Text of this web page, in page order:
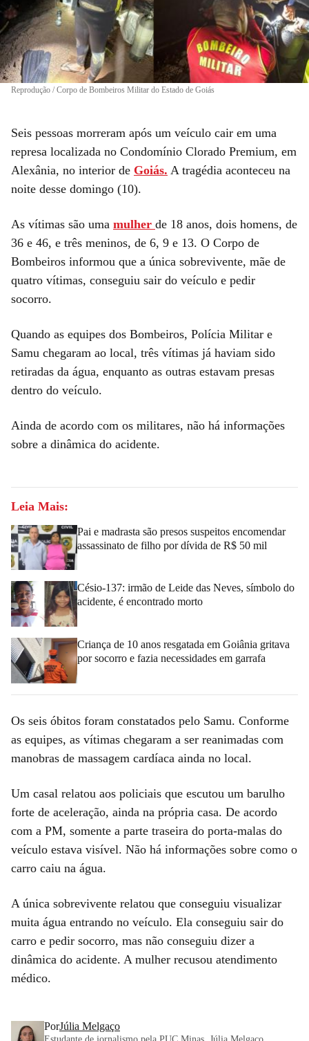
Reprodução / Corpo de Bombeiros Militar do Estado de Goiás
Seis pessoas morreram após um veículo cair em uma
represa localizada no Condomínio Clorado Premium, em
Alexânia, no interior de Goiás. A tragédia aconteceu na
noite desse domingo (10).
As vítimas são uma mulher de 18 anos, dois homens, de
36 e 46, e três meninos, de 6, 9 e 13. O Corpo de
Bombeiros informou que a única sobrevivente, mãe de
quatro vítimas, conseguiu sair do veículo e pedir
socorro.
Quando as equipes dos Bombeiros, Polícia Militar e
Samu chegaram ao local, três vítimas já haviam sido
retiradas da água, enquanto as outras estavam presas
dentro do veículo.
Ainda de acordo com os militares, não há informações
sobre a dinâmica do acidente.
Leia Mais:
Pai e madrasta são presos suspeitos encomendar
assassinato de filho por dívida de R$ 50 mil
Césio-137: irmão de Leide das Neves, símbolo do
acidente, é encontrado morto
Criança de 10 anos resgatada em Goiânia gritava
por socorro e fazia necessidades em garrafa
Os seis óbitos foram constatados pelo Samu. Conforme
as equipes, as vítimas chegaram a ser reanimadas com
manobras de massagem cardíaca ainda no local.
Um casal relatou aos policiais que escutou um barulho
forte de aceleração, ainda na própria casa. De acordo
com a PM, somente a parte traseira do porta-malas do
veículo estava visível. Não há informações sobre como o
carro caiu na água.
A única sobrevivente relatou que conseguiu visualizar
muita água entrando no veículo. Ela conseguiu sair do
carro e pedir socorro, mas não conseguiu dizer a
dinâmica do acidente. A mulher recusou atendimento
médico.
PorJúlia Melgaço